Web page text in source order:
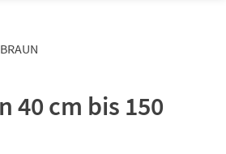
40 cm bis 150